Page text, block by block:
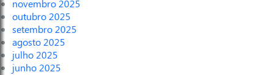
novembro 2025
outubro 2025
setembro 2025
agosto 2025
julho 2025
junho 2025